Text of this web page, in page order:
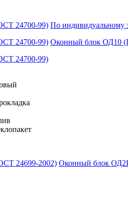
По индивидуальному
Оконный блок ОД10
Оконный блок